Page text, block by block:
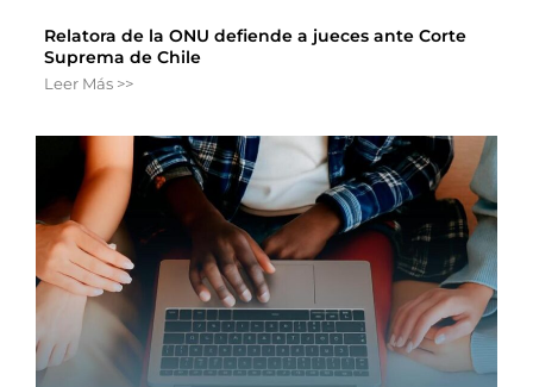
Relatora de la ONU defiende a jueces ante Corte
Suprema de Chile
Leer Más >>